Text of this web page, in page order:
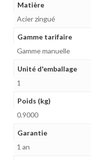
Matière
Acier zingué
Gamme tarifaire
Gamme manuelle
Unité d'emballage
1
Poids (kg)
0.9000
Garantie
1 an